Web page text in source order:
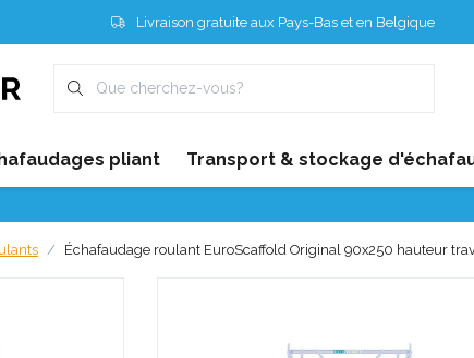
Livraison gratuite aux Pays-Bas et en Belgique
pliant Transport & stockage
Échafaudage roulant EuroScaffold Original 90x250 hauteur